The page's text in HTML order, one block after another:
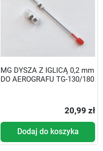
MG DYSZA Z IGLICĄ 0,2 mm
DO AEROGRAFU TG-130/180
20,99 zł
Dodaj do koszyka